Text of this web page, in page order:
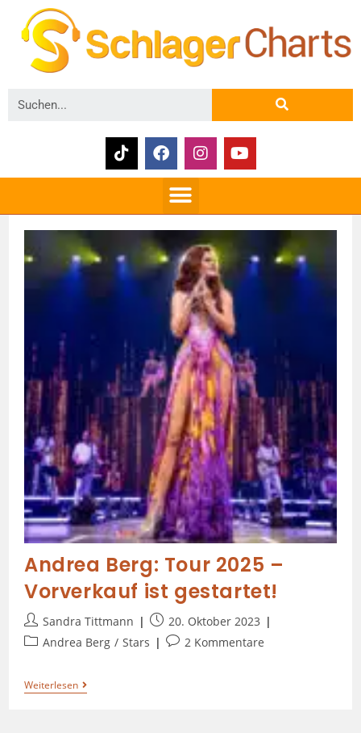
Andrea Berg: Tour 2025 –
Vorverkauf ist gestartet!
Sandra Tittmann
20. Oktober 2023
Andrea Berg / Stars 2 Kommentare
Weiterlesen